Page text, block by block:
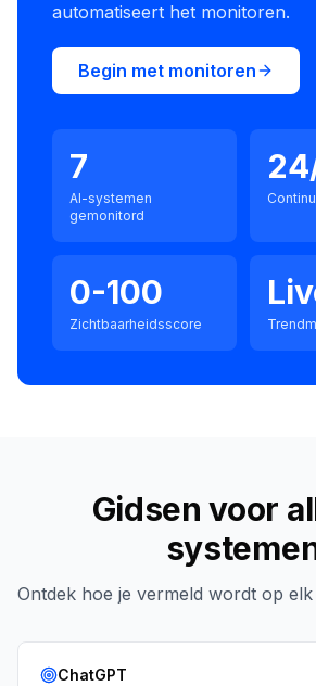
automatiseert het monitoren.
Begin met monitoren
7
AI-systemen
gemonitord
0-100
Zichtbaarheidsscore
Gidsen voor
Ontdek hoe je vermeld wordt op
ChatGPT